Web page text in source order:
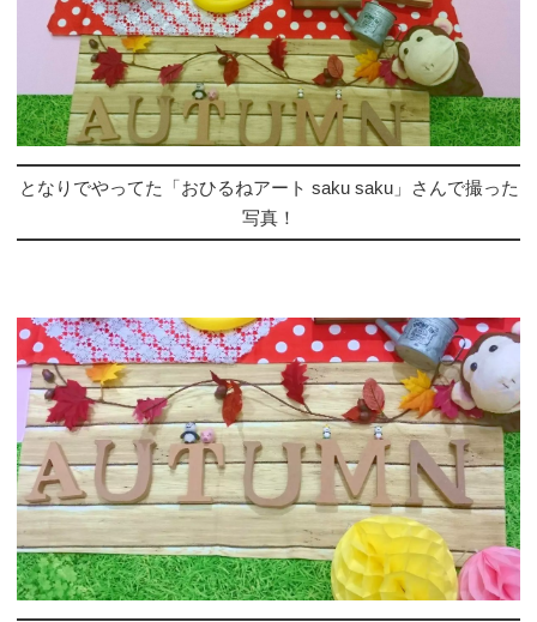
となりでやってた「おひるねアート saku saku」さんで撮った
写真！